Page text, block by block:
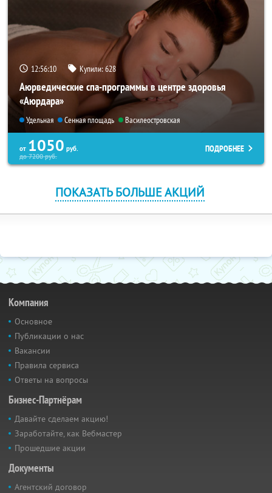
12:56:09 Купили:628
Аюрведические спа-программы в центре здоровья
«Аюрдара»
Удельная Сенная площадь Василеостровская
от 1050 руб.
до7200руб.
ПОДРОБНЕЕ
ПОКАЗАТЬ БОЛЬШЕ АКЦИЙ
Компания
Основное
Публикации о нас
Вакансии
Правила сервиса
Ответы на вопросы
Бизнес-Партнёрам
Давайте сделаем акцию!
Заработайте, как Вебмастер
Прошедшие акции
Документы
Агентский договор